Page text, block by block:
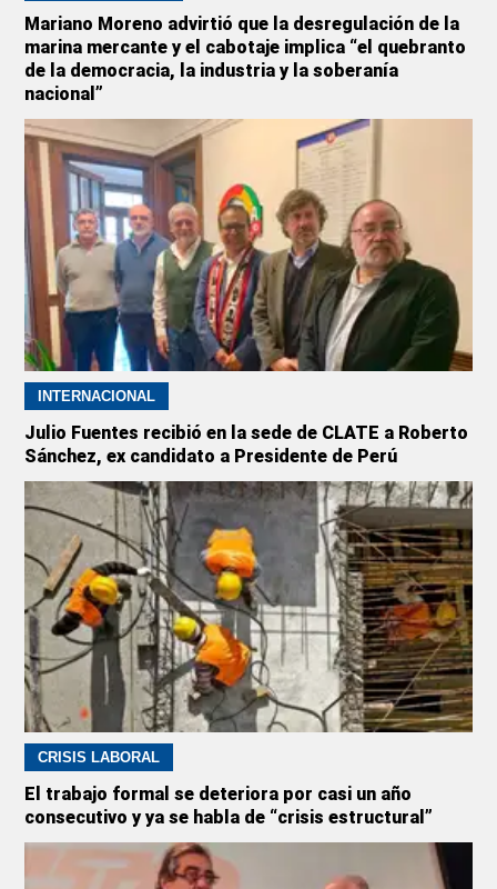
Mariano Moreno advirtió que la desregulación de la
marina mercante y el cabotaje implica “el quebranto
de la democracia, la industria y la soberanía
nacional”
INTERNACIONAL
Julio Fuentes recibió en la sede de CLATE a Roberto
Sánchez, ex candidato a Presidente de Perú
CRISIS LABORAL
El trabajo formal se deteriora por casi un año
consecutivo y ya se habla de “crisis estructural”